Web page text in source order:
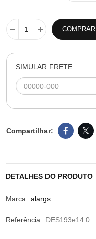
COMPRAR
SIMULAR FRETE:
DETALHES DO PRODUTO
Marca alargs
Referência DES193e14.0